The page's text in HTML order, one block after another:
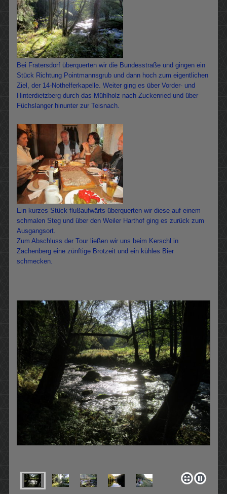
Bei Fratersdorf überquerten wir die Bundesstraße und gingen ein
Stück Richtung Pointmannsgrub und dann hoch zum eigentlichen
Ziel, der 14-Nothelferkapelle. Weiter ging es über Vorder- und
Hinterdietzberg durch das Mühlholz nach Zuckenried und über
Füchslanger hinunter zur Teisnach.
Ein kurzes Stück flußaufwärts überquerten wir diese auf einem
schmalen Steg und über den Weiler Harthof ging es zurück zum
Ausgangsort.
Zum Abschluss der Tour ließen wir uns beim Kerschl in
Zachenberg eine zünftige Brotzeit und ein kühles Bier
schmecken.